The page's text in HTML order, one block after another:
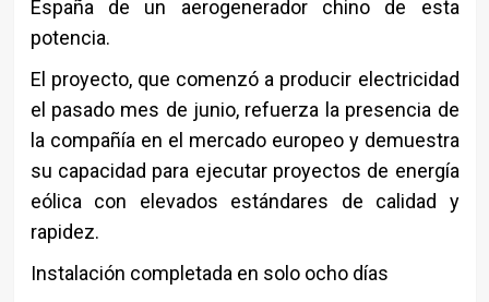
España de un aerogenerador chino de esta
potencia.
El proyecto, que comenzó a producir electricidad
el pasado mes de junio, refuerza la presencia de
la compañía en el mercado europeo y demuestra
su capacidad para ejecutar proyectos de energía
eólica con elevados estándares de calidad y
rapidez.
Instalación completada en solo ocho días